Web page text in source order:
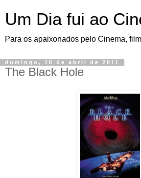
Um Dia fui ao
Para os apaixonados pelo Cinema,
domingo, 10 de abril de 2011
The Black Hole